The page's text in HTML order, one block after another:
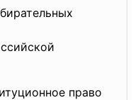
право